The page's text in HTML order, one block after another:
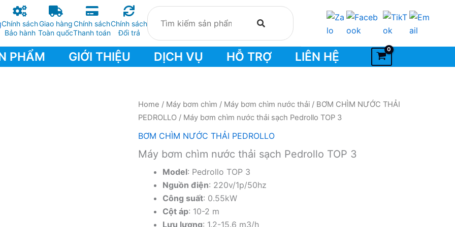
Chính sách
Bảo hành
Giao hàng
Toàn quốc
Chính sách
Thanh toán
Chính sách
Đổi trả
PHẨM GIỚI THIỆU DỊCH VỤ HỖ TRỢ LIÊN HỆ
Home / Máy bơm chìm / Máy bơm chìm nước thải / BƠM CHÌM NƯỚC THẢI
PEDROLLO / Máy bơm chìm nước thải sạch Pedrollo TOP 3
BƠM CHÌM NƯỚC THẢI PEDROLLO
Máy bơm chìm nước thải sạch Pedrollo TOP 3
Model: Pedrollo TOP 3
Nguồn điện: 220v/1p/50hz
Công suất: 0.55kW
Cột áp: 10-2 m
Lưu lượng: 1.2-15.6 m3/h